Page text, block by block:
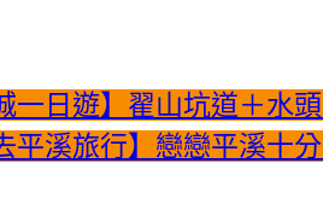
一日遊】翟山坑道＋水
平溪旅行】戀戀平溪十